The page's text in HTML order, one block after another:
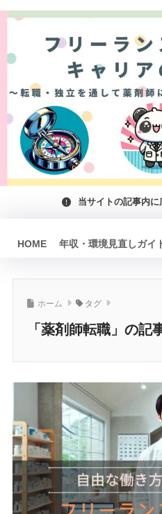
当サイトの記事内に
HOME 年収・環境見直しガイ
ホーム タグ
「薬剤師転職」の記